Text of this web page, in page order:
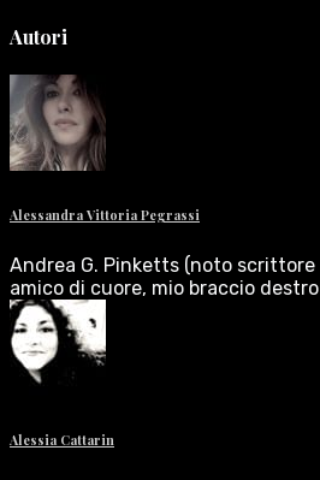
Autori
Alessandra Vittoria Pegrassi
Andrea G. Pinketts (noto scrittore
amico di cuore, mio braccio
Alessia Cattarin